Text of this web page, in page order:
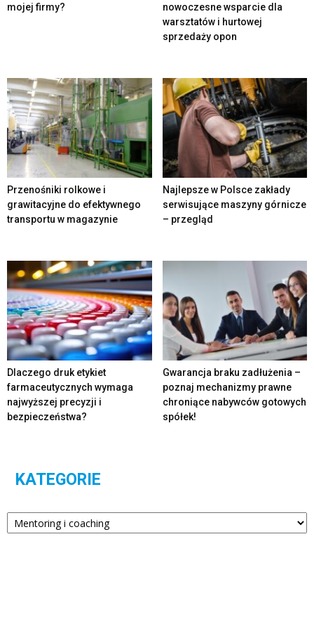
mojej firmy?
nowoczesne wsparcie dla
warsztatów i hurtowej
sprzedaży opon
Przenośniki rolkowe i
grawitacyjne do efektywnego
transportu w magazynie
Najlepsze w Polsce zakłady
serwisujące maszyny górnicze
– przegląd
Dlaczego druk etykiet
farmaceutycznych wymaga
najwyższej precyzji i
bezpieczeństwa?
Gwarancja braku zadłużenia –
poznaj mechanizmy prawne
chroniące nabywców gotowych
spółek!
KATEGORIE
Kategorie